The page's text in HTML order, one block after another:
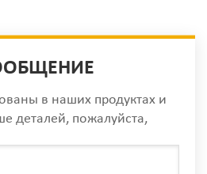
в наших продуктах и
деталей, пожалуйста,